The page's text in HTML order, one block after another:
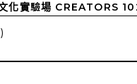
化實驗場 CREATORS